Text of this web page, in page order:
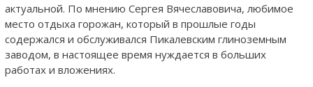
актуальной. По мнению Сергея Вячеславовича, любимое
место отдыха горожан, который в прошлые годы
содержался и обслуживался Пикалевским глиноземным
заводом, в настоящее время нуждается в больших
работах и вложениях.